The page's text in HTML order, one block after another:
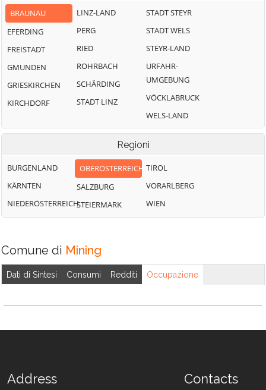
Haigermoos
Handenberg
Uttendorf
Hochburg-Ach
Höhnhart
Jeging
Treubach
Weng im Innkreis
BRAUNAU
EFERDING
FREISTADT
GMUNDEN
GRIESKIRCHEN
KIRCHDORF
LINZ-LAND
PERG
RIED
ROHRBACH
SCHÄRDING
STADT LINZ
STADT STEYR
STADT WELS
STEYR-LAND
URFAHR-
UMGEBUNG
VÖCKLABRUCK
WELS-LAND
Regioni
BURGENLAND
KÄRNTEN
NIEDERÖSTERREICH
OBERÖSTERREICH
SALZBURG
STEIERMARK
TIROL
VORARLBERG
WIEN
Comune di Mining
Dati di Sintesi Consumi Redditi Occupazione
Address Contacts